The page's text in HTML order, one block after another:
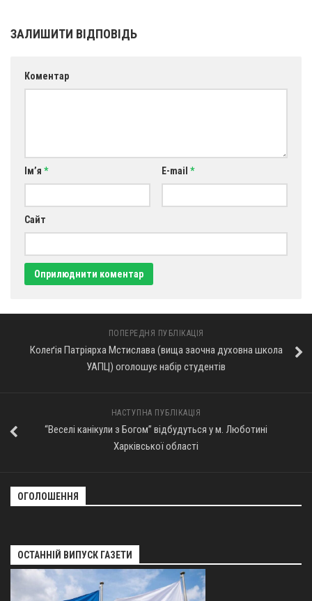
ЗАЛИШИТИ ВІДПОВІДЬ
Коментар
Ім’я * E-mail *
Сайт
ПОПЕРЕДНЯ ПУБЛІКАЦІЯ
Колеґія Патріярха Мстислава (вища заочна духовна школа
УАПЦ) оголошує набір студентів
НАСТУПНА ПУБЛІКАЦІЯ
“Веселі канікули з Богом” відбудуться у м. Люботині
Харківської області
ОГОЛОШЕННЯ
ОСТАННІЙ ВИПУСК ГАЗЕТИ